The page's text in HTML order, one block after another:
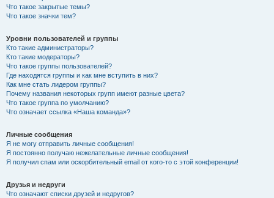
Что такое закрытые темы?
Что такое значки тем?
Уровни пользователей и группы
Кто такие администраторы?
Кто такие модераторы?
Что такое группы пользователей?
Где находятся группы и как мне вступить в них?
Как мне стать лидером группы?
Почему названия некоторых групп имеют разные цвета?
Что такое группа по умолчанию?
Что означает ссылка «Наша команда»?
Личные сообщения
Я не могу отправить личные сообщения!
Я постоянно получаю нежелательные личные сообщения!
Я получил спам или оскорбительный email от кого-то с этой конференции!
Друзья и недруги
Что означают списки друзей и недругов?